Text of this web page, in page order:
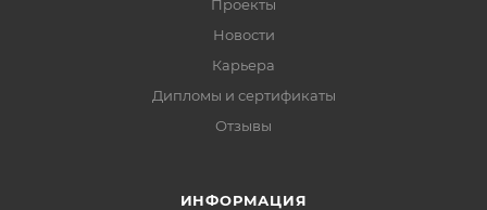
Проекты
Новости
Карьера
Дипломы и сертификаты
Отзывы
ИНФОРМАЦИЯ